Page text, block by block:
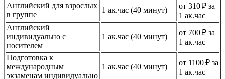
Английский для взрослых
в группе
1 ак.час (40 минут)
от 310 ₽ за
1 ак.час
Английский
индивидуально с
носителем
1 ак.час (40 минут)
от 700 ₽ за
1 ак.час
Подготовка к
международным
экзаменам индивидуально
1 ак.час (40 минут)
от 1100 ₽ за
1 ак.час